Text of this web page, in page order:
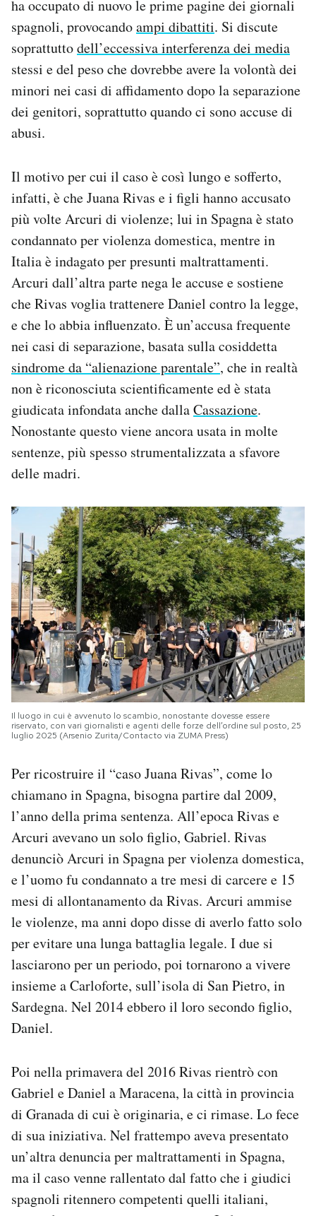
ha occupato di nuovo le prime pagine dei giornali
spagnoli, provocandoampi dibattiti. Si discute
soprattuttodell’eccessiva interferenza dei media
stessi e del peso che dovrebbe avere la volontà dei
minori nei casi di affidamento dopo la separazione
dei genitori, soprattutto quando ci sono accuse di
abusi.
Il motivo per cui il caso è così lungo e sofferto,
infatti, è che Juana Rivas e i figli hanno accusato
più volte Arcuri di violenze; lui in Spagna è stato
condannato per violenza domestica, mentre in
Italia è indagato per presunti maltrattamenti.
Arcuri dall’altra parte nega le accuse e sostiene
che Rivas voglia trattenere Daniel contro la legge,
e che lo abbia influenzato. È un’accusa frequente
nei casi di separazione, basata sulla cosiddetta
sindrome da “alienazione parentale”, che in realtà
non è riconosciuta scientificamente ed è stata
giudicata infondata anche dallaCassazione.
Nonostante questo viene ancora usata in molte
sentenze, più spesso strumentalizzata a sfavore
delle madri.
Il luogo in cui è avvenuto lo scambio, nonostante dovesse essere
riservato, con vari giornalisti e agenti delle forze dell’ordine sul posto, 25
luglio 2025 (Arsenio Zurita/Contacto via ZUMA Press)
Per ricostruire il “caso Juana Rivas”, come lo
chiamano in Spagna, bisogna partire dal 2009,
l’anno della prima sentenza. All’epoca Rivas e
Arcuri avevano un solo figlio, Gabriel. Rivas
denunciò Arcuri in Spagna per violenza domestica,
e l’uomo fu condannato a tre mesi di carcere e 15
mesi di allontanamento da Rivas. Arcuri ammise
le violenze, ma anni dopo disse di averlo fatto solo
per evitare una lunga battaglia legale. I due si
lasciarono per un periodo, poi tornarono a vivere
insieme a Carloforte, sull’isola di San Pietro, in
Sardegna. Nel 2014 ebbero il loro secondo figlio,
Daniel.
Poi nella primavera del 2016 Rivas rientrò con
Gabriel e Daniel a Maracena, la città in provincia
di Granada di cui è originaria, e ci rimase. Lo fece
di sua iniziativa. Nel frattempo aveva presentato
un’altra denuncia per maltrattamenti in Spagna,
ma il caso venne rallentato dal fatto che i giudici
spagnoli ritennero competenti quelli italiani,